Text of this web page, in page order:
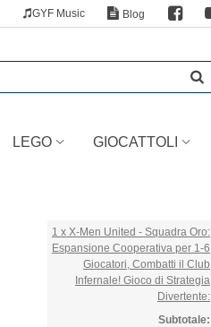
GYF Music Blog
LEGO
GIOCATTOLI
1 x X-Men United - Squadra Oro:
Espansione Cooperativa per 1-6
Giocatori, Combatti il Club
Infernale! Gioco di Strategia
Divertente:
Subtotale: